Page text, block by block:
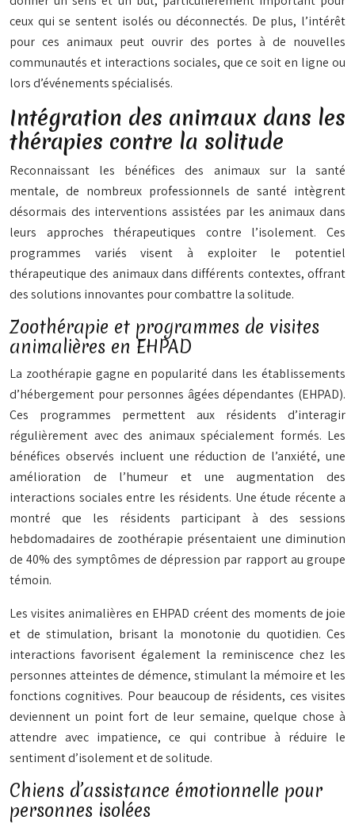
ceux qui se sentent isolés ou déconnectés. De plus, l’intérêt
pour ces animaux peut ouvrir des portes à de nouvelles
communautés et interactions sociales, que ce soit en ligne ou
lors d’événements spécialisés.
Intégration des animaux dans les
thérapies contre la solitude
Reconnaissant les bénéfices des animaux sur la santé
mentale, de nombreux professionnels de santé intègrent
désormais des interventions assistées par les animaux dans
leurs approches thérapeutiques contre l’isolement. Ces
programmes variés visent à exploiter le potentiel
thérapeutique des animaux dans différents contextes, offrant
des solutions innovantes pour combattre la solitude.
Zoothérapie et programmes de visites
animalières en EHPAD
La zoothérapie gagne en popularité dans les établissements
d’hébergement pour personnes âgées dépendantes (EHPAD).
Ces programmes permettent aux résidents d’interagir
régulièrement avec des animaux spécialement formés. Les
bénéfices observés incluent une réduction de l’anxiété, une
amélioration de l’humeur et une augmentation des
interactions sociales entre les résidents. Une étude récente a
montré que les résidents participant à des sessions
hebdomadaires de zoothérapie présentaient une diminution
de 40% des symptômes de dépression par rapport au groupe
témoin.
Les visites animalières en EHPAD créent des moments de joie
et de stimulation, brisant la monotonie du quotidien. Ces
interactions favorisent également la reminiscence chez les
personnes atteintes de démence, stimulant la mémoire et les
fonctions cognitives. Pour beaucoup de résidents, ces visites
deviennent un point fort de leur semaine, quelque chose à
attendre avec impatience, ce qui contribue à réduire le
sentiment d’isolement et de solitude.
Chiens d’assistance émotionnelle pour
personnes isolées